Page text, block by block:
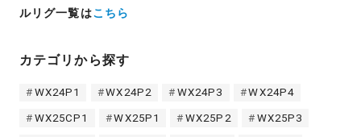
ルリグ一覧はこちら
カテゴリから探す
WX24P1 WX24P2 WX24P3 WX24P4
WX25CP1 WX25P1 WX25P2 WX25P3